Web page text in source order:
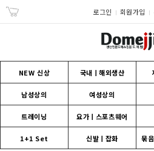
로그인 회원가입
NEW 신상 국내ㅣ해외생산
남성상의 여성상의
트레이닝 요가ㅣ스포츠웨어
1+1 Set 신발ㅣ잡화 묶